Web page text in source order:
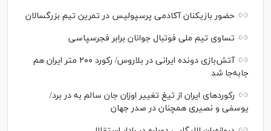
حضور بازیکنان آکادمی پرسپولیس در تمرین تیم بزرگسالان
تساوی تیم ملی فوتبال جوانان برابر فجرسپاسی
آتش‌بازی دونده ایرانی در بلاروس/ رکورد ۲۰۰ متر ایران هم
جابه‌جا شد
رکورد‌های ایران از تیغ تغییر اوزان جان سالم به در برد/
یوسفی و نصیری همچنان در صدر جهان